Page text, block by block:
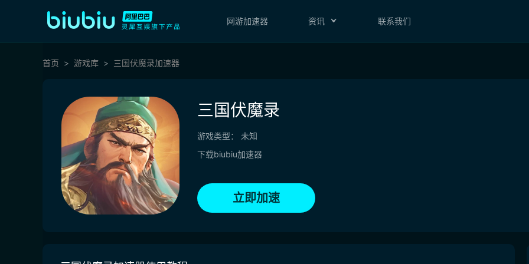
网游加速器 资讯 联系我们
首页 游戏库 三国伏魔录加速器
三国伏魔录
游戏类型：
未知
下载biubiu加速器
立即加速